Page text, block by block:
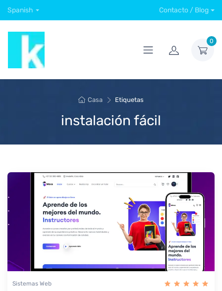
Spanish Contacto / Blog
0
Casa Etiquetas
instalación fácil
Sistemas Web